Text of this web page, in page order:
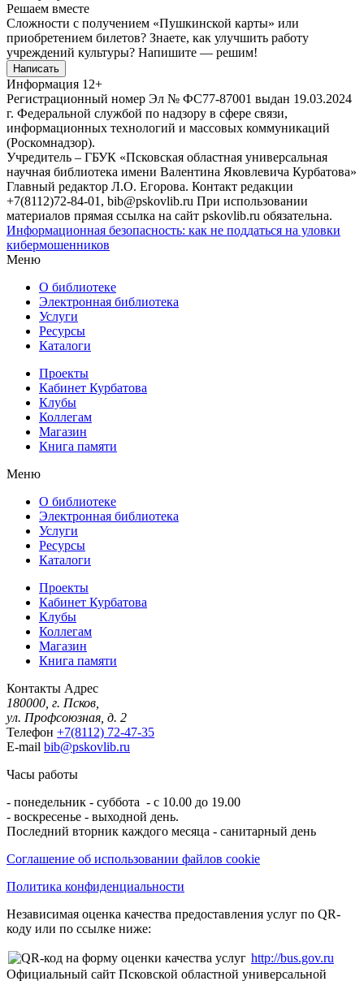
Решаем вместе
Сложности с получением «Пушкинской карты» или
приобретением билетов? Знаете, как улучшить работу
учреждений культуры? Напишите — решим!
Написать
Информация 12+
Регистрационный номер Эл № ФС77-87001 выдан 19.03.2024
г. Федеральной службой по надзору в сфере связи,
информационных технологий и массовых коммуникаций
(Роскомнадзор).
Учредитель – ГБУК «Псковская областная универсальная
научная библиотека имени Валентина Яковлевича Курбатова»
Главный редактор Л.О. Егорова. Контакт редакции
+7(8112)72-84-01, bib@pskovlib.ru При использовании
материалов прямая ссылка на сайт pskovlib.ru обязательна.
Информационная безопасность: как не поддаться на уловки
кибермошенников
Меню
О библиотеке
Электронная библиотека
Услуги
Ресурсы
Каталоги
Проекты
Кабинет Курбатова
Клубы
Коллегам
Магазин
Книга памяти
Меню
О библиотеке
Электронная библиотека
Услуги
Ресурсы
Каталоги
Проекты
Кабинет Курбатова
Клубы
Коллегам
Магазин
Книга памяти
Контакты Адрес
180000, г. Псков,
ул. Профсоюзная, д. 2
Телефон +7(8112) 72-47-35
E-mail bib@pskovlib.ru
Часы работы
- понедельник - суббота - с 10.00 до 19.00
- воскресенье - выходной день.
Последний вторник каждого месяца - санитарный день
Соглашение об использовании файлов cookie
Политика конфиденциальности
Независимая оценка качества предоставления услуг по QR-
коду или по ссылке ниже:
http://bus.gov.ru
Официальный сайт Псковской областной универсальной